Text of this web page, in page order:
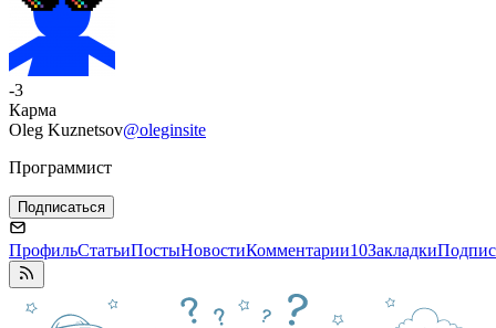
-3
Карма
Oleg Kuznetsov@oleginsite
Программист
Подписаться
ПрофильСтатьиПостыНовостиКомментарии10Закладки